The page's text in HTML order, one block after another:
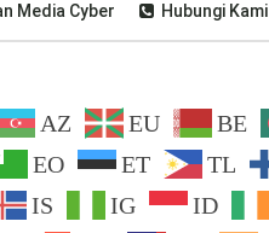
Media Cyber Hubungi Kami
AZ EU BE
EO ET TL
IS IG ID